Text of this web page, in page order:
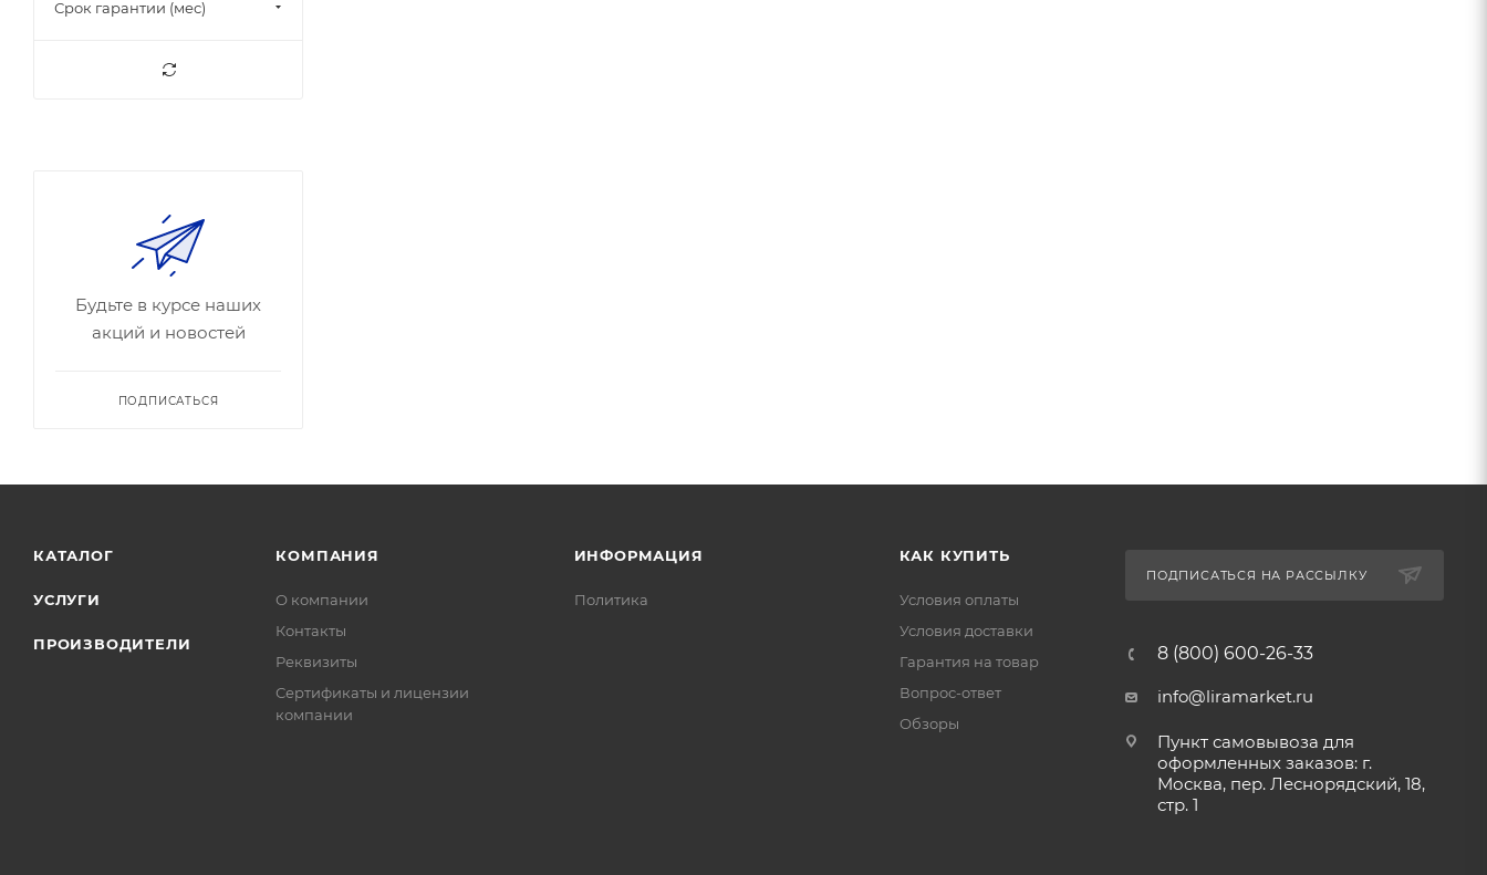
Срок гарантии (мес)
Будьте в курсе наших
акций и новостей
ПОДПИСАТЬСЯ
КАТАЛОГ
УСЛУГИ
ПРОИЗВОДИТЕЛИ
КОМПАНИЯ
О компании
Контакты
Реквизиты
Сертификаты и лицензии
компании
ИНФОРМАЦИЯ
Политика
КАК КУПИТЬ
Условия оплаты
Условия доставки
Гарантия на товар
Вопрос-ответ
Обзоры
ПОДПИСАТЬСЯ НА РАССЫЛКУ
8 (800) 600-26-33
info@liramarket.ru
Пункт самовывоза для
оформленных заказов: г.
Москва, пер. Леснорядский, 18,
стр. 1